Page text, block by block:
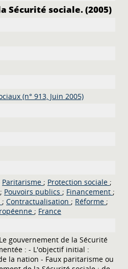
Sécurité sociale. (2005)
(n° 913, Juin 2005)
Paritarisme ; Protection sociale ;
; Pouvoirs publics ; Financement ;
; Contractualisation ; Réforme ;
; France
gouvernement de la Sécurité
: - L'objectif initial :
la nation - Faux paritarisme ou